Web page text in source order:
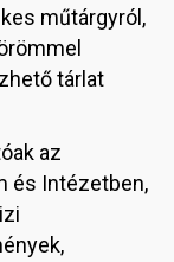
műtárgyról,
tárlat
az
és Intézetben,